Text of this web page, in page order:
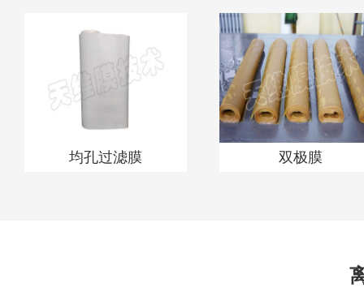
均孔过滤膜 双极膜